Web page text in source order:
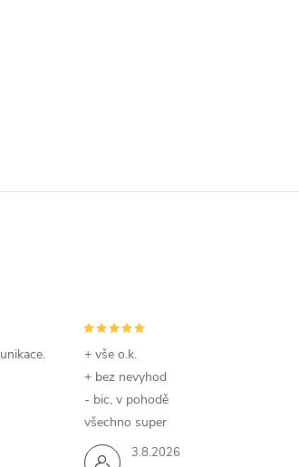
3.8.2026
+ vše o.k.
+ bez nevyhod
- bic, v pohodě
všechno super